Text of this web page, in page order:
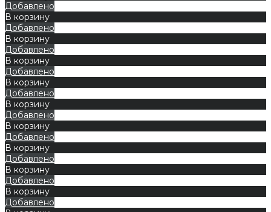
Добавлено
В корзину
Добавлено
В корзину
Добавлено
В корзину
Добавлено
В корзину
Добавлено
В корзину
Добавлено
В корзину
Добавлено
В корзину
Добавлено
В корзину
Добавлено
В корзину
Добавлено